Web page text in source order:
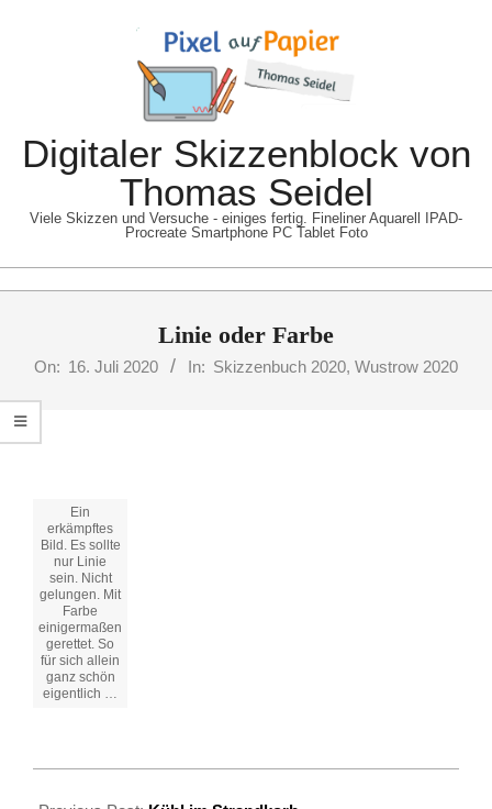
Digitaler Skizzenblock von
Thomas Seidel
Viele Skizzen und Versuche - einiges fertig. Fineliner Aquarell IPAD-
Procreate Smartphone PC Tablet Foto
Menu
Linie oder Farbe
On: 16. Juli 2020 In: Skizzenbuch 2020, Wustrow 2020
Ein
erkämpftes
Bild. Es sollte
nur Linie
sein. Nicht
gelungen. Mit
Farbe
einigermaßen
gerettet. So
für sich allein
ganz schön
eigentlich …